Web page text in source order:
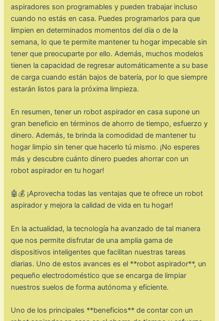
aspiradores son programables y pueden trabajar incluso
cuando no estás en casa. Puedes programarlos para que
limpien en determinados momentos del día o de la
semana, lo que te permite mantener tu hogar impecable sin
tener que preocuparte por ello. Además, muchos modelos
tienen la capacidad de regresar automáticamente a su base
de carga cuando están bajos de batería, por lo que siempre
estarán listos para la próxima limpieza.
En resumen, tener un robot aspirador en casa supone un
gran beneficio en términos de ahorro de tiempo, esfuerzo y
dinero. Además, te brinda la comodidad de mantener tu
hogar limpio sin tener que hacerlo tú mismo. ¡No esperes
más y descubre cuánto dinero puedes ahorrar con un
robot aspirador en tu hogar!
🤖💰 ¡Aprovecha todas las ventajas que te ofrece un robot
aspirador y mejora la calidad de vida en tu hogar!
En la actualidad, la tecnología ha avanzado de tal manera
que nos permite disfrutar de una amplia gama de
dispositivos inteligentes que facilitan nuestras tareas
diarias. Uno de estos avances es el **robot aspirador**, un
pequeño electrodoméstico que se encarga de limpiar
nuestros suelos de forma autónoma y eficiente.
Uno de los principales **beneficios** de contar con un